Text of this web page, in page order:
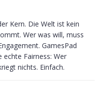
Kern. Die Welt ist kein
Wer was will, muss
GamesPad
echte Fairness: Wer
nichts. Einfach.